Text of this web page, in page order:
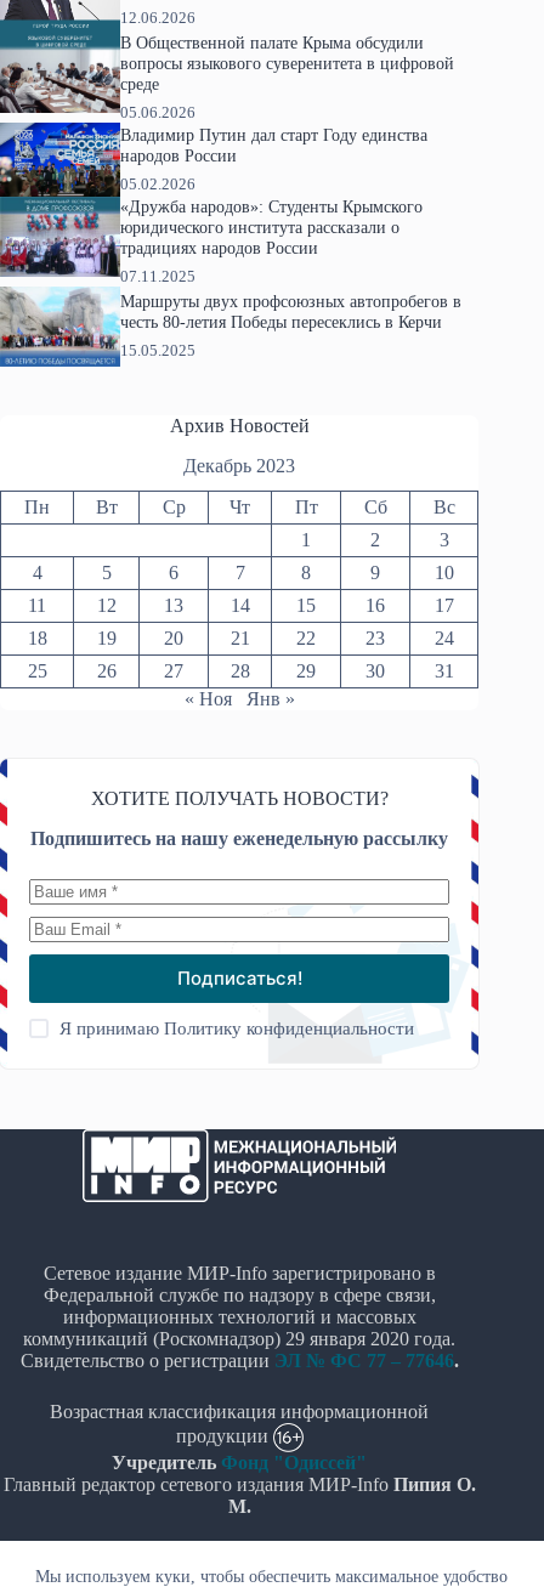
Мы используем куки, чтобы обеспечить максимальное удобство
12.06.2026
В Общественной палате Крыма обсудили
вопросы языкового суверенитета в цифровой
среде
05.06.2026
Владимир Путин дал старт Году единства
народов России
05.02.2026
«Дружба народов»: Студенты Крымского
юридического института рассказали о
традициях народов России
07.11.2025
Маршруты двух профсоюзных автопробегов в
честь 80-летия Победы пересеклись в Керчи
15.05.2025
Архив Новостей
Декабрь 2023
Пн Вт Ср Чт Пт Сб
Вс
1
2
3
4
5 6 7 8 9
10
11
12 13 14 15 16
17
18
19 20 21 22 23
24
25
26 27 28 29 30
31
« Ноя
Янв »
ХОТИТЕ ПОЛУЧАТЬ НОВОСТИ?
Подпишитесь на нашу еженедельную рассылку
Подписаться!
Я принимаюПолитику конфиденциальности
Сетевое издание МИР-Info зарегистрировано в
Федеральной службе по надзору в сфере связи,
информационных технологий и массовых
коммуникаций (Роскомнадзор) 29 января 2020 года.
Свидетельство о регистрации ЭЛ № ФС 77 – 77646.
Возрастная классификация информационной
продукции
Учредитель Фонд "Одиссей"
Главный редактор сетевого издания МИР-Info Пипия О.
М.
данных